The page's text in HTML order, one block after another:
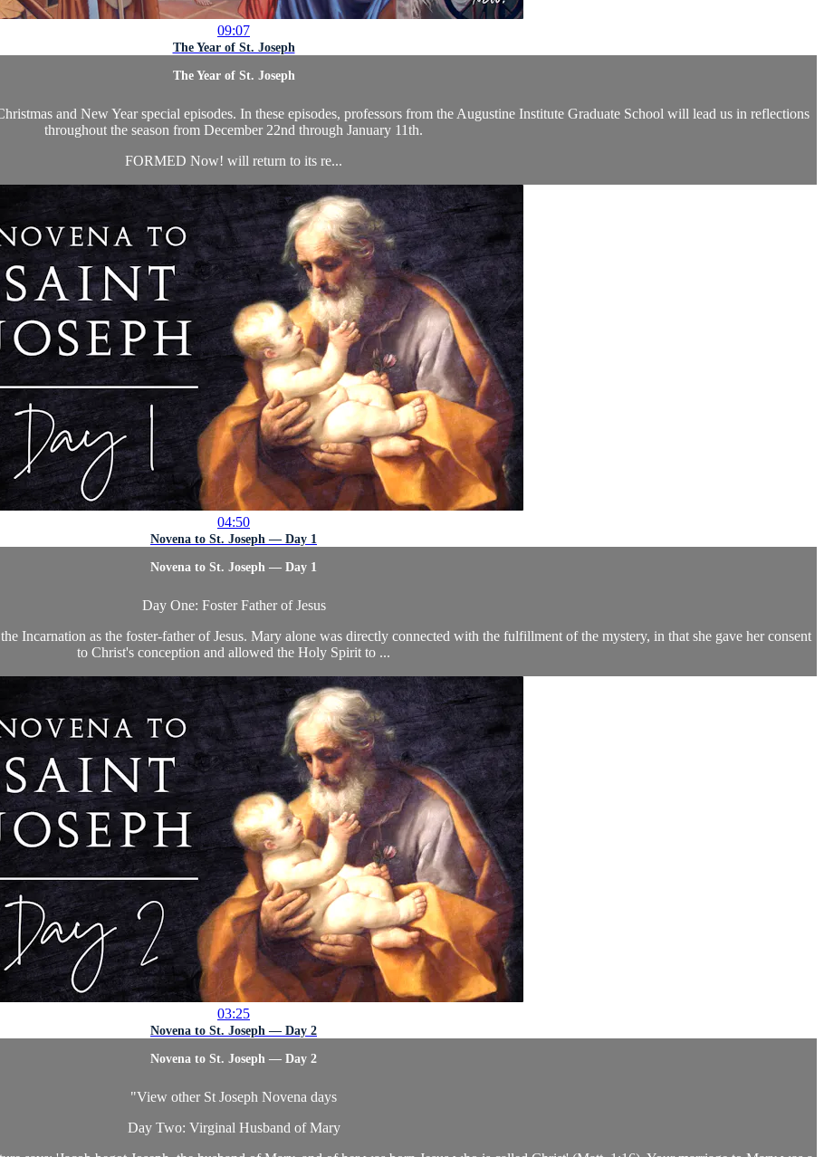
09:07
The Year of St. Joseph
The Year of St. Joseph
and New Year special episodes. In these episodes, professors from the Augustine Institute Graduate School will lead us in reflections
throughout the season from December 22nd through January 11th.
FORMED Now! will return to its re...
04:50
Novena to St. Joseph — Day 1
Novena to St. Joseph — Day 1
Day One: Foster Father of Jesus
Incarnation as the foster-father of Jesus. Mary alone was directly connected with the fulfillment of the mystery, in that she gave her consent
to Christ's conception and allowed the Holy Spirit to ...
03:25
Novena to St. Joseph — Day 2
Novena to St. Joseph — Day 2
"View other St Joseph Novena days
Day Two: Virginal Husband of Mary